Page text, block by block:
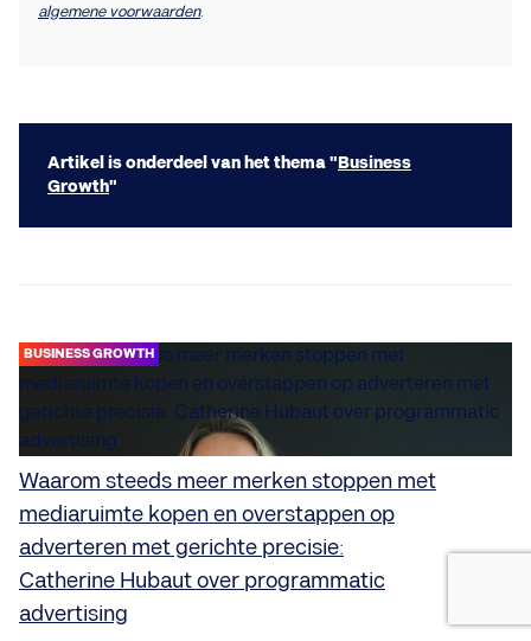
algemene voorwaarden.
Artikel is onderdeel van het thema "Business
Growth"
BUSINESS GROWTH
Waarom steeds meer merken stoppen met
mediaruimte kopen en overstappen op
adverteren met gerichte precisie:
Catherine Hubaut over programmatic
advertising